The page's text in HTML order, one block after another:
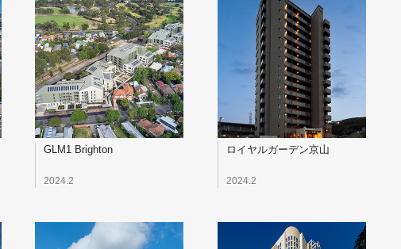
GLM1 Brighton
2024.2
ロイヤルガーデン京山
2024.2